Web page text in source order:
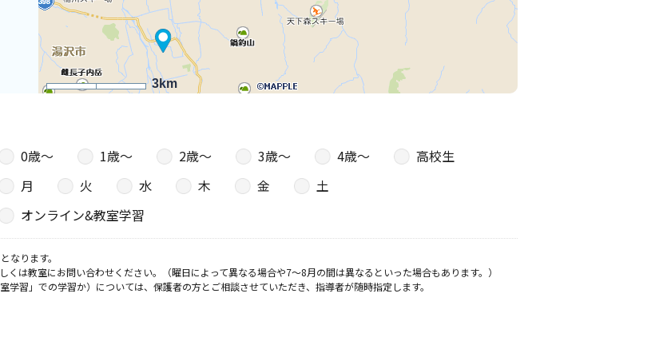
3km
0歳〜 1歳〜 2歳〜 3歳〜 4歳〜
高校生
月 火 水 木 金
土
オンライン&教室学習
なります。
は教室にお問い合わせください。（曜日によって異なる場合や7～8月の間は異なるといった場合もあります。）
習」での学習か）については、保護者の方とご相談させていただき、指導者が随時指定します。